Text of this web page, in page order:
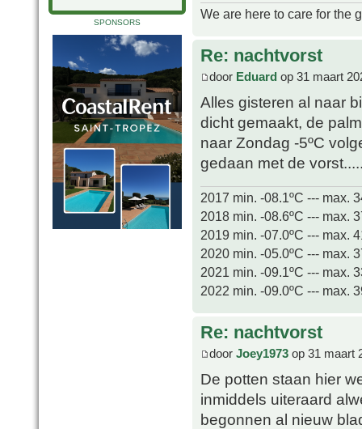
SPONSORS
We are here to care for the
Re: nachtvorst
door Eduard op 31 maart
Alles gisteren al naar
dicht gemaakt, de
naar Zondag -5ºC
gedaan met de
2017 min. -08.1ºC --- max.
2018 min. -08.6ºC --- max.
2019 min. -07.0ºC --- max.
2020 min. -05.0ºC --- max.
2021 min. -09.1ºC --- max.
2022 min. -09.0ºC --- max.
Re: nachtvorst
door Joey1973 op 31 maart
De potten staan hier
inmiddels uiteraard
begonnen al nieuw